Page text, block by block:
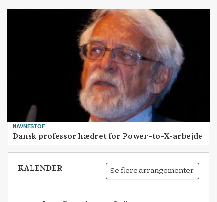
NAVNESTOF
Dansk professor hædret for Power-to-X-arbejde
KALENDER Se flere arrangementer